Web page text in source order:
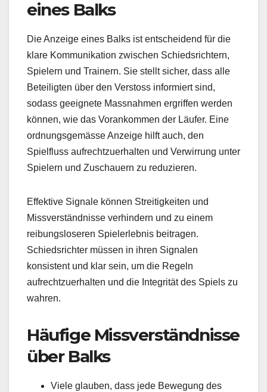
eines Balks
Die Anzeige eines Balks ist entscheidend für die
klare Kommunikation zwischen Schiedsrichtern,
Spielern und Trainern. Sie stellt sicher, dass alle
Beteiligten über den Verstoss informiert sind,
sodass geeignete Massnahmen ergriffen werden
können, wie das Vorankommen der Läufer. Eine
ordnungsgemässe Anzeige hilft auch, den
Spielfluss aufrechtzuerhalten und Verwirrung unter
Spielern und Zuschauern zu reduzieren.
Effektive Signale können Streitigkeiten und
Missverständnisse verhindern und zu einem
reibungsloseren Spielerlebnis beitragen.
Schiedsrichter müssen in ihren Signalen
konsistent und klar sein, um die Regeln
aufrechtzuerhalten und die Integrität des Spiels zu
wahren.
Häufige Missverständnisse
über Balks
Viele glauben, dass jede Bewegung des